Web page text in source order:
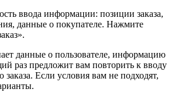
ввода информации: позиции заказа,
данные о покупателе. Нажмите
данные о пользователе, информацию
раз предложит вам повторить к вводу
Если условия вам не подходят,